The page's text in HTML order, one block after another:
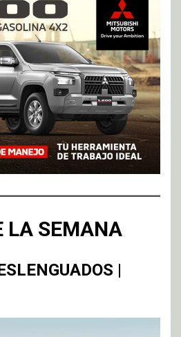
LA SEMANA
|